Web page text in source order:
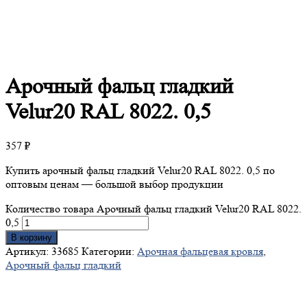
Арочныйфальц гладкий
Velur20 RAL 8022. 0,5
357 ₽
Купить арочный фальц гладкий Velur20 RAL 8022. 0,5 по
оптовым ценам — большой выбор продукции
Количество товара Арочный фальц гладкий Velur20 RAL 8022.
0,5
В корзину
Артикул: 33685 Категории: Арочная фальцевая кровля,
Арочный фальц гладкий